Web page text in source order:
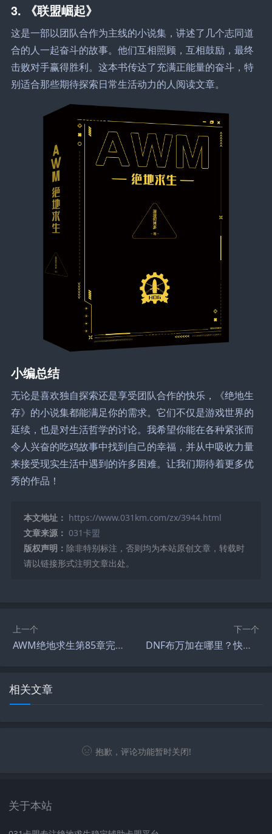
3. 《联盟崛起》
这是一部以团队合作为主线的小说集，讲述了几个志同道
合的人一起奋斗的故事。他们互相照顾，互相鼓励，最终
击败对手赢得胜利。这本书传达了充满正能量的奋斗，特
别适合那些期待探索日常生活动力的人阅读文章。
小编总结
无论是喜欢独自探索还是享受团队合作的快乐，《绝地生
存》的小说集都能满足你的需求。它们不仅是游戏世界的
延续，也是对生活哲学的讨论。我希望你能在各种紧张而
令人兴奋的吃鸡故事中找到自己的幸福，并从中吸收力量
来接受现实生活中遇到的许多困难。让我们期待着更多优
秀的作品！
本文地址： https://www.031km.com/zx/3944.html
文章来源： 031卡盟
版权声明： 除非特别标注，否则均为本站原创文章，转载时
请以链接形式注明文章出处。
上一个
AWM绝地求生第85章完整版：畅爽刺激的战术对决-AWM绝地求生第85章：策略与枪法的巅峰较量
下一个
DNF布万加在哪里？快速找到NPC位置-DNF布万加在哪找？详细坐标指南与任务攻略
相关文章
抱歉，评论功能暂时关闭!
关于本站